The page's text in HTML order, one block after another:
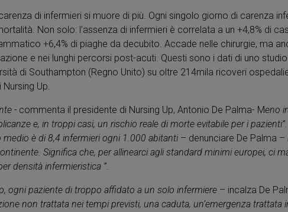
di infermieri si muore di più. Ogni singolo giorno di carenza
Non solo: l’assenza di infermieri è correlata a un +4,8% di
+6,4% di piaghe da decubito. Accade nelle chirurgie, ma
e nei lunghi percorsi post-acuti. Questi sono i dati di uno
di Southampton (Regno Unito) su oltre 214mila ricoveri
Up.
- commenta il presidente di Nursing Up, Antonio De Palma- Meno
e, in troppi casi, un rischio reale di morte evitabile per i pazienti”
medio è di 8,4 infermieri ogni 1.000 abitanti– denunciare De Palma –
Significa che, per allinearci agli standard minimi europei, ci
densità infermieristica ”.
ogni paziente di troppo affidato a un solo infermiere – incalza De
non trattata nei tempi previsti, una caduta, un’emergenza